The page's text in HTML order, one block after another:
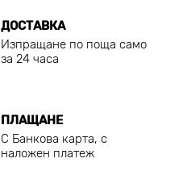
ДОСТАВКА
Изпращане по поща само
за 24 часа
ПЛАЩАНЕ
C Банкова карта, с
наложен платеж